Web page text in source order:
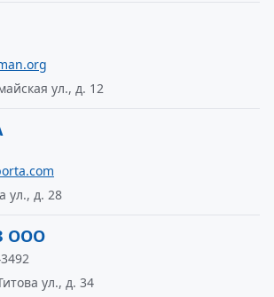
ул., д. 12
ул., д. 28
ООО
ул., д. 34